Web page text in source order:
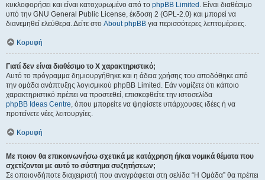
κυκλοφορήσει και είναι κατοχυρωμένο από το phpBB Limited . Είναι διαθέσιμο
υπό την GNU General Public License, έκδοση 2 (GPL-2.0) και μπορεί να
διανεμηθεί ελεύθερα. Δείτε στο About phpBB για περισσότερες λεπτομέρειες.
Κορυφή
Γιατί δεν είναι διαθέσιμο το Χ χαρακτηριστικό;
Αυτό το πρόγραμμα δημιουργήθηκε και η άδεια χρήσης του αποδόθηκε από
την ομάδα ανάπτυξης λογισμικού phpBB Limited. Εάν νομίζετε ότι κάποιο
χαρακτηριστικό πρέπει να προστεθεί, επισκεφθείτε την ιστοσελίδα
phpBB Ideas Centre, όπου μπορείτε να ψηφίσετε υπάρχουσες ιδέες ή να
προτείνετε νέες λειτουργίες.
Κορυφή
Με ποιον θα επικοινωνήσω σχετικά με κατάχρηση ή/και νομικά θέματα που
σχετίζονται με αυτό το σύστημα συζητήσεων;
Σε οποιονδήποτε διαχειριστή που αναγράφεται στη σελίδα “Η Ομάδα” θα πρέπει